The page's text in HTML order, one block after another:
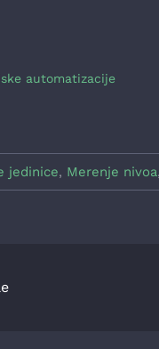
automatizacije
jedinice, Merenje nivoa,